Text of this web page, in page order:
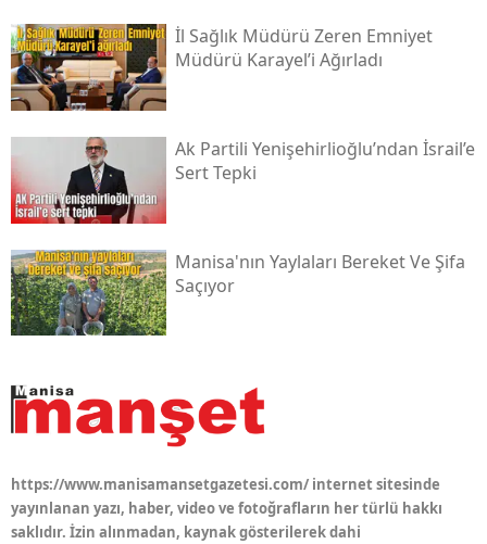
İl Sağlık Müdürü Zeren Emniyet
Müdürü Karayel’i Ağırladı
Ak Partili Yenişehirlioğlu’ndan İsrail’e
Sert Tepki
Manisa'nın Yaylaları Bereket Ve Şifa
Saçıyor
https://www.manisamansetgazetesi.com/ internet sitesinde
yayınlanan yazı, haber, video ve fotoğrafların her türlü hakkı
saklıdır. İzin alınmadan, kaynak gösterilerek dahi